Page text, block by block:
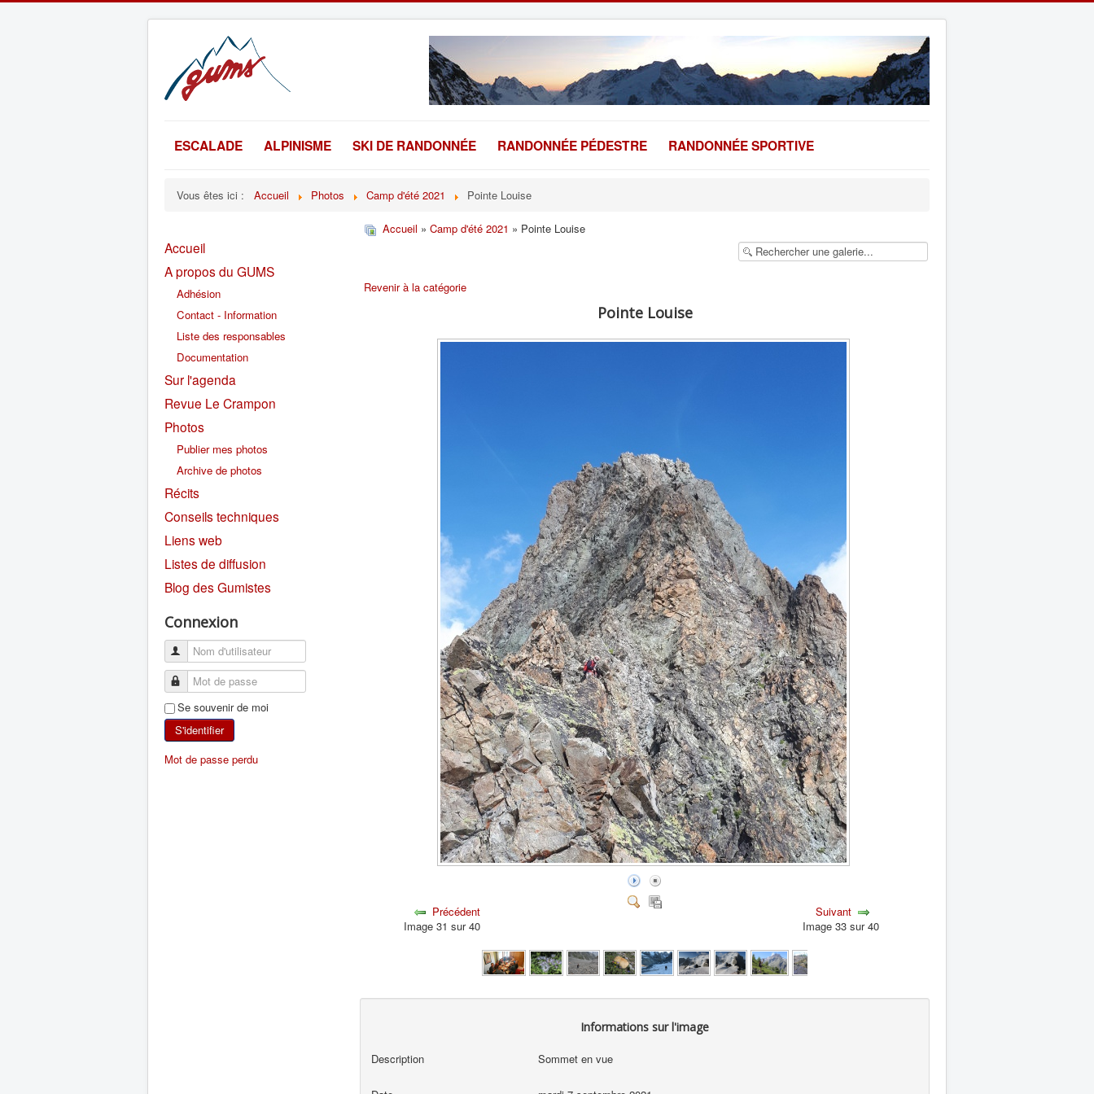
ESCALADE ALPINISME SKI DE RANDONNÉE RANDONNÉE PÉDESTRE RANDONNÉE SPORTIVE
Vous êtes ici : Accueil Photos Camp d'été 2021 Pointe Louise
Accueil
A propos du GUMS
Adhésion
Contact - Information
Liste des responsables
Documentation
Sur l'agenda
Revue Le Crampon
Photos
Publier mes photos
Archive de photos
Récits
Conseils techniques
Liens web
Listes de diffusion
Blog des Gumistes
Connexion
Se souvenir de moi
S'identifier
Mot de passe perdu
Accueil » Camp d'été 2021 » Pointe Louise
Revenir à la catégorie
Pointe Louise
Précédent
Image 31 sur 40
Suivant
Image 33 sur 40
Informations sur l'image
Description Sommet en vue